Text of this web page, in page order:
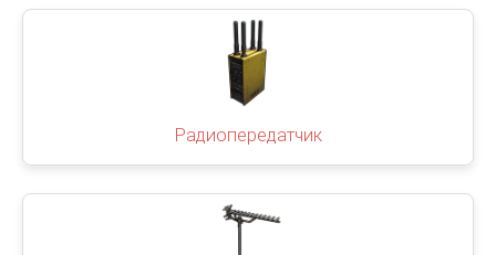
Радиопередатчик